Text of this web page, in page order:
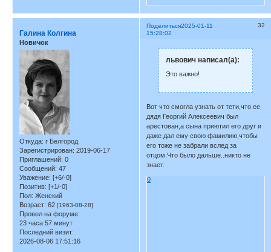
Поделиться 32
2025-01-11
15:28:02
Галина Колгина
Новичок
Откуда: г Белгород
Зарегистрирован: 2019-06-17
Приглашений: 0
Сообщений: 47
Уважение: [+6/-0]
Позитив: [+1/-0]
Пол: Женский
Возраст: 62 [1963-08-28]
Провел на форуме:
23 часа 57 минут
Последний визит:
2026-08-06 17:51:16
львович написал(а):
Это важно!
Вот что смогла узнать от тети,что ее
дядя Георгий Алексеевич был
арестован,а сына приютил его друг и
даже дал ему свою фамилию,чтобы
его тоже не забрали вслед за
отцом.Что было дальше..никто не
знает.
0